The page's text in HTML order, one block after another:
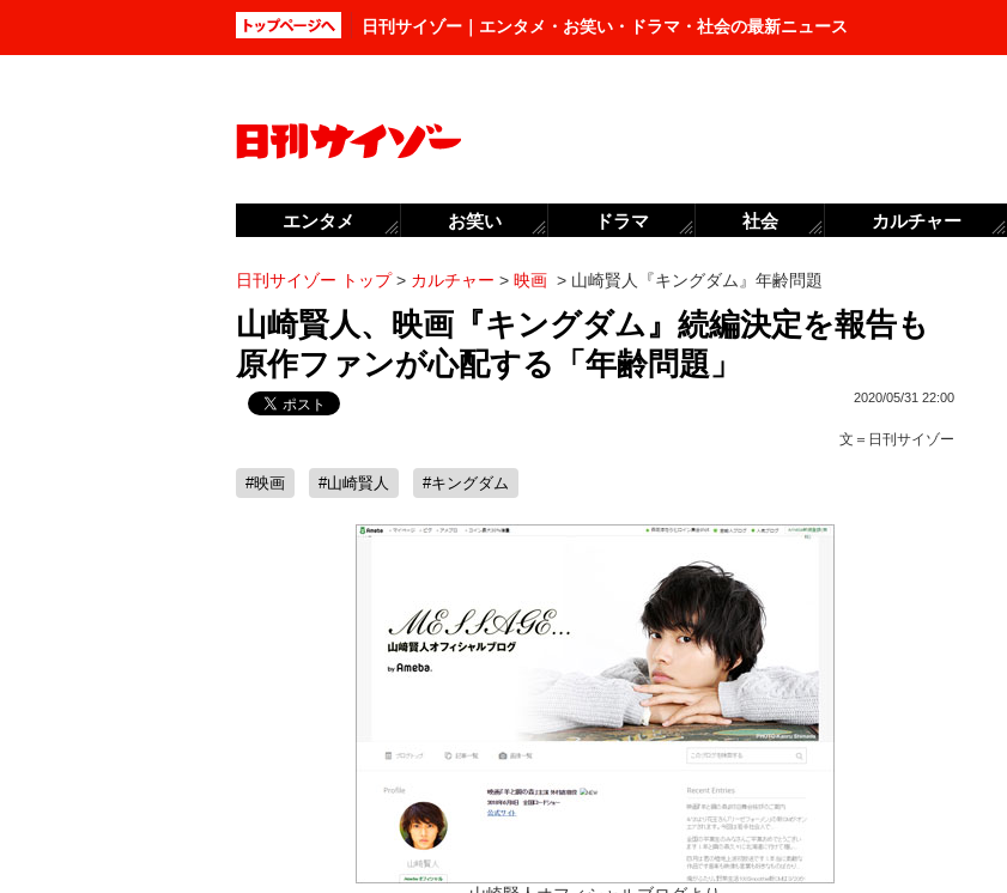
日刊サイゾー｜エンタメ・お笑い・ドラマ・社会の最新ニュース
日刊サイゾー トップ> カルチャー > 映画 > 山崎賢人『キングダム』年齢問題
山崎賢人、映画『キングダム』続編決定を報告も
原作ファンが心配する「年齢問題」
2020/05/31 22:00
文＝ 日刊サイゾー
#映画 #山崎賢人 #キングダム
エンタメ お笑い ドラマ 社会 カルチャー